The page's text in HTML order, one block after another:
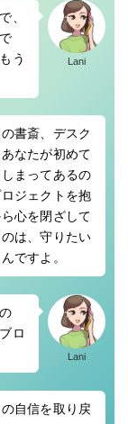
Lani
、
う
書斎、デスク
なたが初めて
まってあるの
ジェクトを抱
心を閉ざして
は、守りたい
ですよ。
Lani
ロ
自信を取り戻